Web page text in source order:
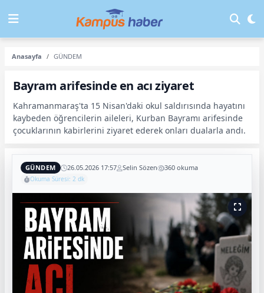
Anasayfa GÜNDEM
Bayram arifesinde en acı ziyaret
Kahramanmaraş'ta 15 Nisan'daki okul saldırısında hayatını
kaybeden öğrencilerin aileleri, Kurban Bayramı arifesinde
çocuklarının kabirlerini ziyaret ederek onları dualarla andı.
GÜNDEM 26.05.2026 17:57 Selin Sözen 360 okuma
Okuma Süresi: 2 dk